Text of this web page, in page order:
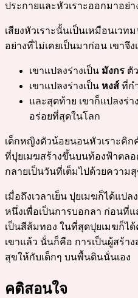
ประกายและหัวเราะออกมาอย่า
เสียงหัวเราะนั้นเป็นเหมือนเว
อย่างที่ไม่เคยเป็นมาก่อน เขาจึ
เขาแปลงร่างเป็น มังกร ตั
เขาแปลงร่างเป็น หงส์ ที่ก
และสุดท้าย เขาก็แปลงร่า
อร่อยที่สุดในโลก
เด็กหญิงตัวน้อยนอนหัวเราะคิก
ที่ปุยเมฆสร้างขึ้นบนท้องฟ้าตล
กลายเป็นวันที่เต็มไปด้วยความสุ
เมื่อถึงเวลาเย็น ปุยเมฆก็ได้แปล
หนึ่งเพื่อเป็นการบอกลา ก่อนที่
เป็นสีส้มทอง ในที่สุดปุยเมฆก็
เขาแล้ว นั่นก็คือ การเป็นผู้สร้า
สุขให้กับเด็กๆ บนพื้นดินนั่นเอง
คติสอนใจ